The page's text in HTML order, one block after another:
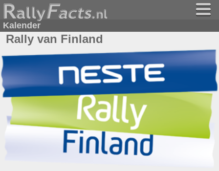
Kalender
Rally van Finland